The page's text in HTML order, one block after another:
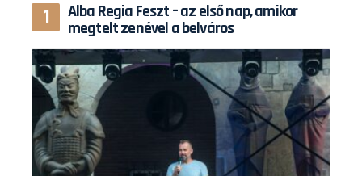
Alba Regia Feszt – az első nap, amikor
megtelt zenével a belváros